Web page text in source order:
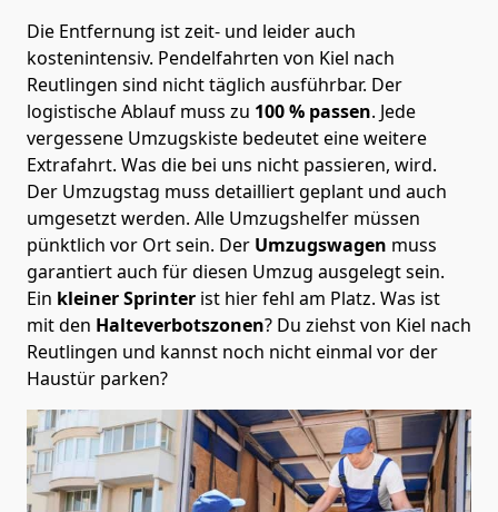
Die Entfernung ist zeit- und leider auch
kostenintensiv. Pendelfahrten von Kiel nach
Reutlingen sind nicht täglich ausführbar. Der
logistische Ablauf muss zu 100 % passen. Jede
vergessene Umzugskiste bedeutet eine weitere
Extrafahrt. Was die bei uns nicht passieren, wird.
Der Umzugstag muss detailliert geplant und auch
umgesetzt werden. Alle Umzugshelfer müssen
pünktlich vor Ort sein. Der Umzugswagen muss
garantiert auch für diesen Umzug ausgelegt sein.
Ein kleiner Sprinter ist hier fehl am Platz. Was ist
mit den Halteverbotszonen? Du ziehst von Kiel nach
Reutlingen und kannst noch nicht einmal vor der
Haustür parken?